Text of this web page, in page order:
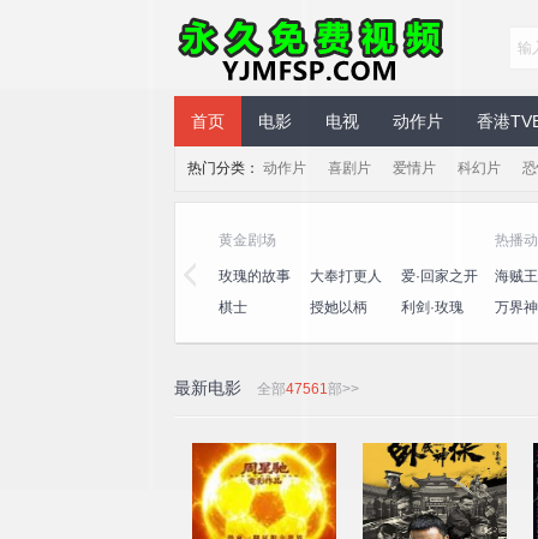
永久免费视频
首页 电影 电视 动作片 香港
热门分类： 动作片 喜剧片 爱情片 科幻片
黄金剧场
玫瑰的故事 大奉打更人
爱·回家之开
心速递
棋士 授她以柄 利剑·玫瑰
热播
海贼
王
万界
最新电影 全部47561部>>